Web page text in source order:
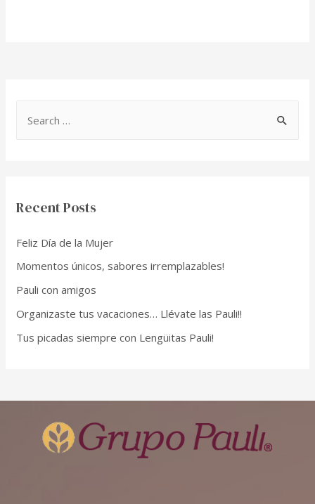
Recent Posts
Feliz Día de la Mujer
Momentos únicos, sabores irremplazables!
Pauli con amigos
Organizaste tus vacaciones… Llévate las Pauli!!
Tus picadas siempre con Lengüitas Pauli!